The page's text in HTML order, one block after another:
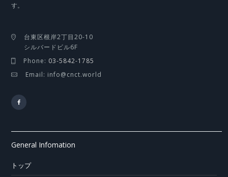
す。
台東区根岸2丁目20-10
シルバードビル6F
Phone: 03-5842-1785
Email: info@cnct.world
General Infomation
トップ